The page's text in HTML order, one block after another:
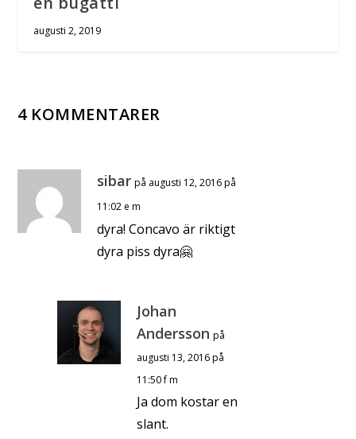
augusti 2, 2019
4 KOMMENTARER
sibar på augusti 12, 2016 på
11:02 e m
dyra! Concavo är riktigt
dyra piss dyra🤗
Johan
Andersson på
augusti 13, 2016 på
11:50 f m
Ja dom kostar en
slant.